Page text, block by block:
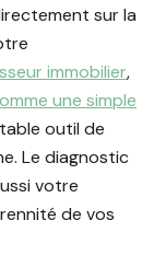
sur la
immobilier,
une simple
outil de
Le diagnostic
votre
de vos